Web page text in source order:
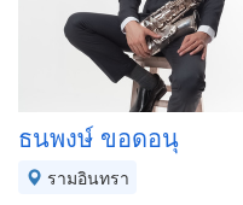
ธนพงษ์ ขอดอนุ
รามอินทรา